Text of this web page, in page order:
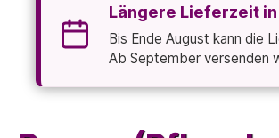
Längere Lieferzeit
Bis Ende August kann die
Ab September versenden